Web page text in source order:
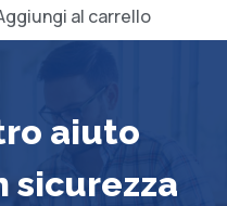
al carrello
aiuto
sicurezza